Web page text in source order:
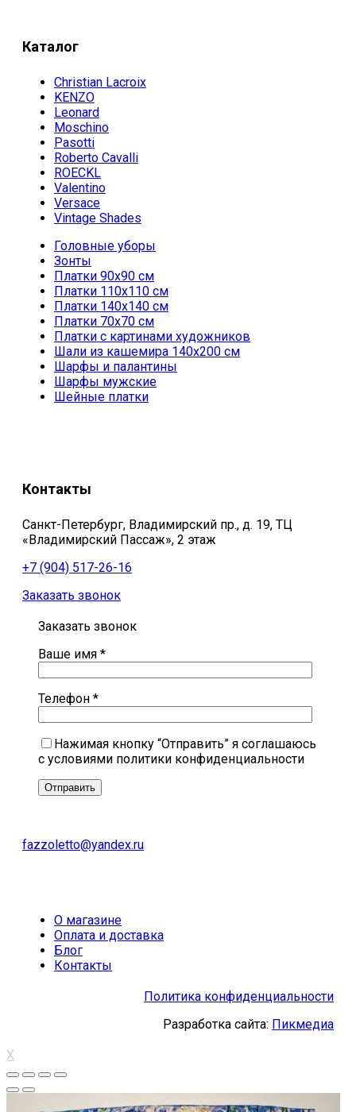
Каталог
Christian Lacroix
KENZO
Leonard
Moschino
Pasotti
Roberto Cavalli
ROECKL
Valentino
Versace
Vintage Shades
Головные уборы
Зонты
Платки 90х90 см
Платки 110х110 см
Платки 140х140 см
Платки 70х70 см
Платки с картинами художников
Шали из кашемира 140х200 см
Шарфы и палантины
Шарфы мужские
Шейные платки
Контакты
Санкт-Петербург, Владимирский пр., д. 19, ТЦ
«Владимирский Пассаж», 2 этаж
+7 (904) 517-26-16
Заказать звонок
Заказать звонок
Ваше имя *
Телефон *
Нажимая кнопку “Отправить” я соглашаюсь
с условиями политики конфиденциальности
fazzoletto@yandex.ru
О магазине
Оплата и доставка
Блог
Контакты
Политика конфиденциальности
Разработка сайта: Пикмедиа
X